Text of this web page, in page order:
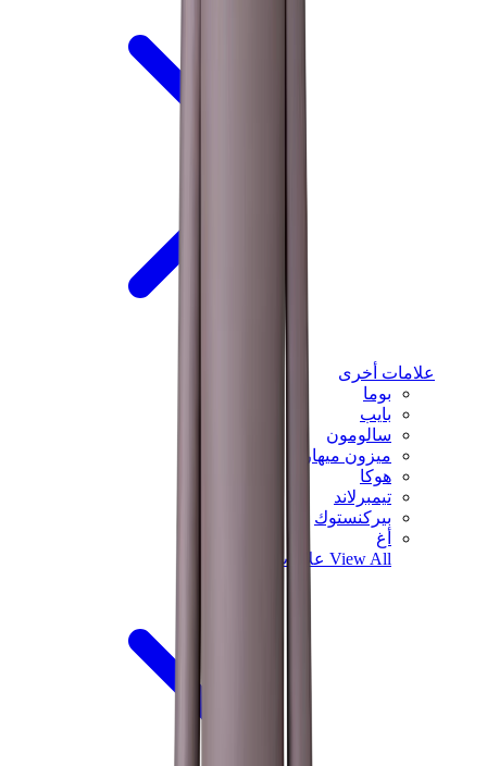
علامات أخرى
بوما
بايب
سالومون
ميزون ميهارا
هوكا
تيمبرلاند
بيركنستوك
أغ
View All علامات أخرى